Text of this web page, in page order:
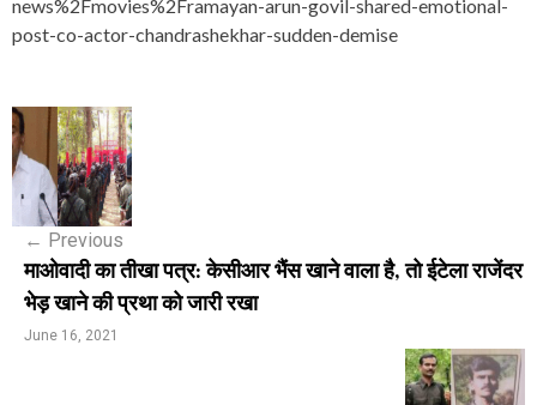
news%2Fmovies%2Framayan-arun-govil-shared-emotional-
post-co-actor-chandrashekhar-sudden-demise
P
o
s
n
a
← Previous
माओवादी का तीखा पत्र: केसीआर भैंस खाने वाला है, तो ईटेला राजेंदर
भेड़ खाने की प्रथा को जारी रखा
June 16, 2021